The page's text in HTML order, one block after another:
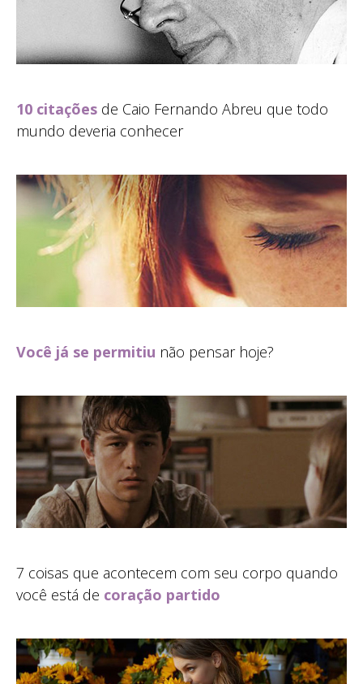
10 citações de Caio Fernando Abreu que todo
mundo deveria conhecer
Você já se permitiu não pensar hoje?
7 coisas que acontecem com seu corpo quando
você está de coração partido